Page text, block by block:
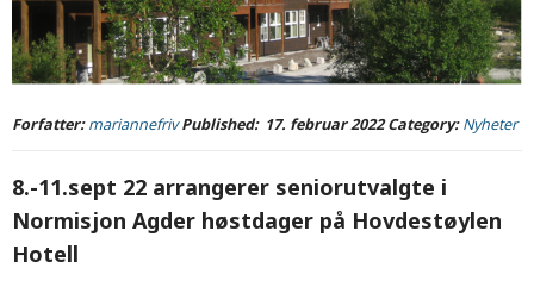
Forfatter:mariannefrivPublished: 17. februar 2022 Category:Nyheter
8.-11.sept 22 arrangerer seniorutvalgte i
Normisjon Agder høstdager på Hovdestøylen
Hotell